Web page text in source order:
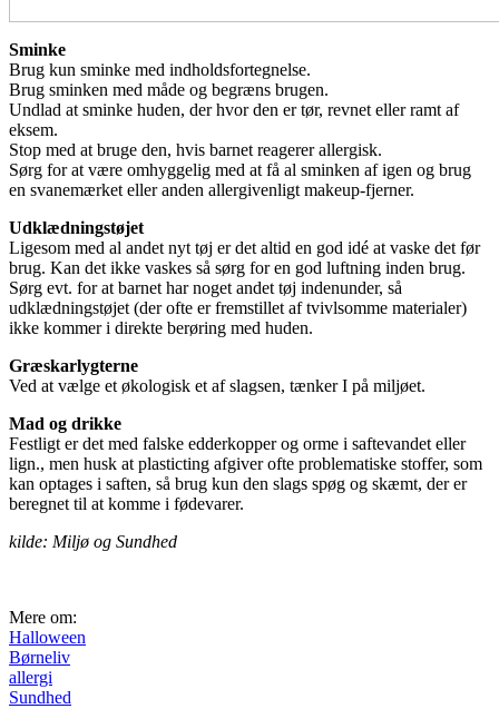
Sminke
Brug kun sminke med indholdsfortegnelse.
Brug sminken med måde og begræns brugen.
Undlad at sminke huden, der hvor den er tør, revnet eller ramt af
eksem.
Stop med at bruge den, hvis barnet reagerer allergisk.
Sørg for at være omhyggelig med at få al sminken af igen og brug
en svanemærket eller anden allergivenligt makeup-fjerner.
Udklædningstøjet
Ligesom med al andet nyt tøj er det altid en god idé at vaske det før
brug. Kan det ikke vaskes så sørg for en god luftning inden brug.
Sørg evt. for at barnet har noget andet tøj indenunder, så
udklædningstøjet (der ofte er fremstillet af tvivlsomme materialer)
ikke kommer i direkte berøring med huden.
Græskarlygterne
Ved at vælge et økologisk et af slagsen, tænker I på miljøet.
Mad og drikke
Festligt er det med falske edderkopper og orme i saftevandet eller
lign., men husk at plasticting afgiver ofte problematiske stoffer, som
kan optages i saften, så brug kun den slags spøg og skæmt, der er
beregnet til at komme i fødevarer.
kilde: Miljø og Sundhed
Mere om:
Halloween
Børneliv
allergi
Sundhed